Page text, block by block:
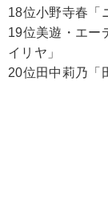
18位小野寺春「
19位美遊・エー
イリヤ」
20位田中莉乃「